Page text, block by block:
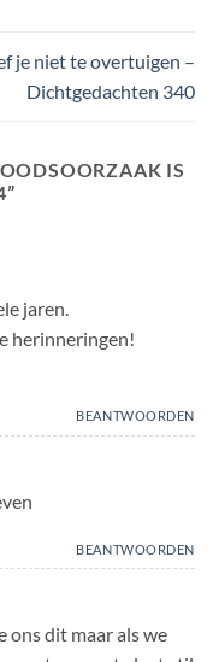
je niet te overtuigen –
Dichtgedachten 340
IS
”
jaren.
herinneringen!
BEANTWOORDEN
BEANTWOORDEN
ons dit maar als we